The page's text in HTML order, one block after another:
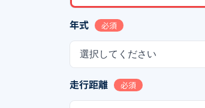
年式 必須
選択してください
走行距離 必須